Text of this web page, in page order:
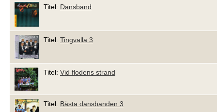
Titel: Dansband
Titel: Tingvalla 3
Titel: Vid flodens strand
Titel: Bästa dansbanden 3